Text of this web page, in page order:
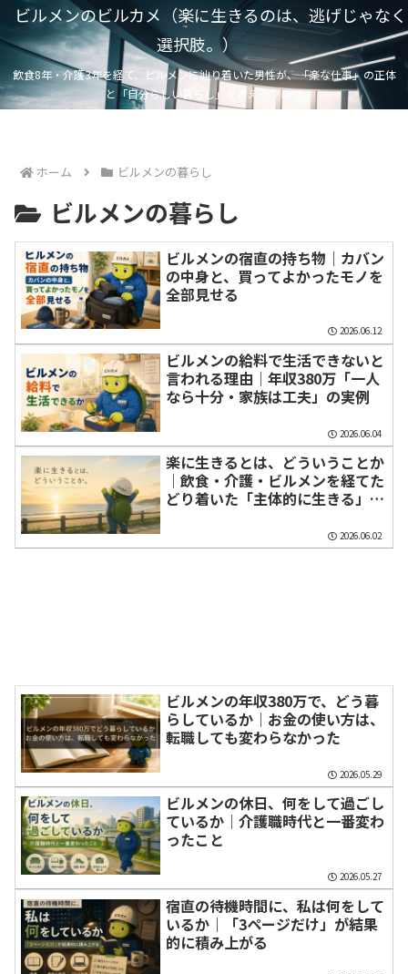
ビルメンのビルカメ（楽に生きるのは、逃げじゃなく
選択肢。）
飲食8年・介護3年を経て、ビルメンに辿り着いた男性が、「楽な仕事」の正体
と「自分らしい暮らし」を考えるブログ
ホーム ビルメンの暮らし
ビルメンの暮らし
ビルメンの宿直の持ち物｜カバン
の中身と、買ってよかったモノを
全部見せる
2026.06.12
ビルメンの給料で生活できないと
言われる理由｜年収380万「一人
なら十分・家族は工夫」の実例
2026.06.04
楽に生きるとは、どういうことか
｜飲食・介護・ビルメンを経てた
どり着いた「主体的に生きる」と
2026.06.02
ビルメンの年収380万で、どう暮
らしているか｜お金の使い方は、
転職しても変わらなかった
2026.05.29
ビルメンの休日、何をして過ごし
ているか｜介護職時代と一番変わ
ったこと
2026.05.27
宿直の待機時間に、私は何をして
いるか｜「3ページだけ」が結果
的に積み上がる